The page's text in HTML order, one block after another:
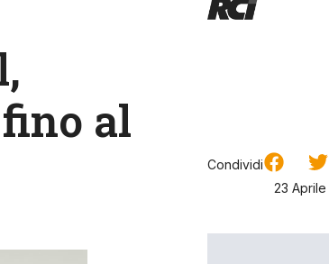
al
Condividi
23